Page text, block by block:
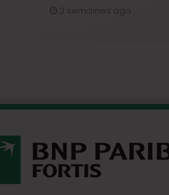
3 semaines ago